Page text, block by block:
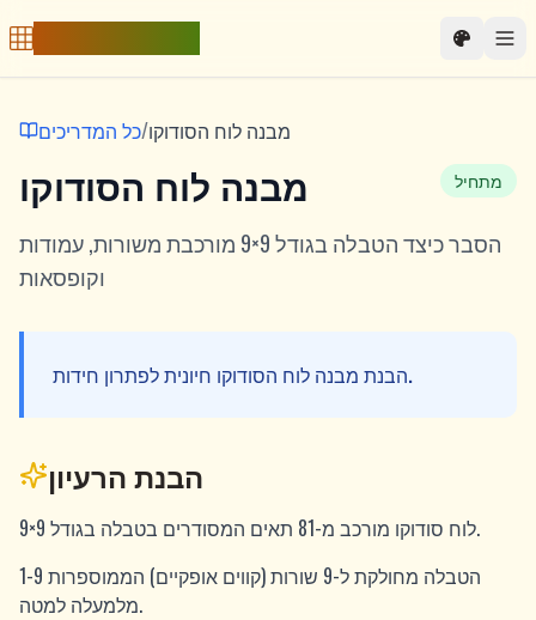
כל המדריכים/מבנה לוח הסודוקו
מבנה לוח הסודוקו מתחיל
הסבר כיצד הטבלה בגודל 9×9 מורכבת משורות, עמודות
וקופסאות
הבנת מבנה לוח הסודוקו חיונית לפתרון חידות.
הבנת הרעיון
לוח סודוקו מורכב מ-81 תאים המסודרים בטבלה בגודל 9×9.
הטבלה מחולקת ל-9 שורות (קווים אופקיים) הממוספרות 1-9
מלמעלה למטה.